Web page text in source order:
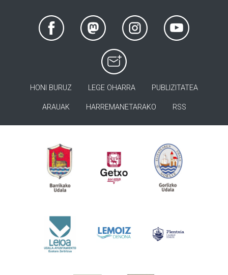
HONI BURUZ LEGE OHARRA PUBLIZITATEA
ARAUAK HARREMANETARAKO RSS